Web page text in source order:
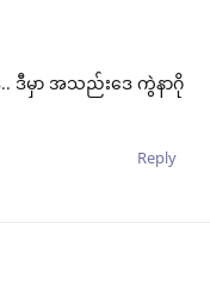
မှာ အသည်းဒေ ကွဲနာဂို
Reply